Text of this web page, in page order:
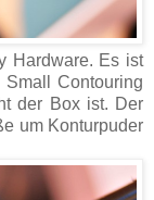
Hardware. Es ist
Contouring
der Box ist. Der
um Konturpuder